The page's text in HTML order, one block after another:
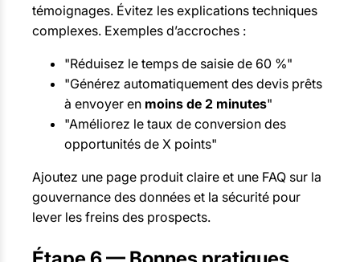
témoignages. Évitez les explications techniques
complexes. Exemples d’accroches :
"Réduisez le temps de saisie de 60 %"
"Générez automatiquement des devis prêts
à envoyer en moins de 2 minutes"
"Améliorez le taux de conversion des
opportunités de X points"
Ajoutez une page produit claire et une FAQ sur la
gouvernance des données et la sécurité pour
lever les freins des prospects.